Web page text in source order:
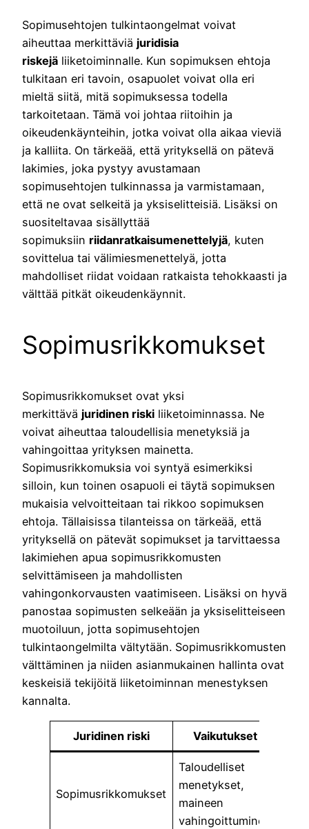
Sopimusehtojen tulkintaongelmat voivat
aiheuttaa merkittäviä juridisia
riskejä liiketoiminnalle. Kun sopimuksen ehtoja
tulkitaan eri tavoin, osapuolet voivat olla eri
mieltä siitä, mitä sopimuksessa todella
tarkoitetaan. Tämä voi johtaa riitoihin ja
oikeudenkäynteihin, jotka voivat olla aikaa vieviä
ja kalliita. On tärkeää, että yrityksellä on pätevä
lakimies, joka pystyy avustamaan
sopimusehtojen tulkinnassa ja varmistamaan,
että ne ovat selkeitä ja yksiselitteisiä. Lisäksi on
suositeltavaa sisällyttää
sopimuksiin riidanratkaisumenettelyjä, kuten
sovittelua tai välimiesmenettelyä, jotta
mahdolliset riidat voidaan ratkaista tehokkaasti ja
välttää pitkät oikeudenkäynnit.
Sopimusrikkomukset
Sopimusrikkomukset ovat yksi
merkittävä juridinen riski liiketoiminnassa. Ne
voivat aiheuttaa taloudellisia menetyksiä ja
vahingoittaa yrityksen mainetta.
Sopimusrikkomuksia voi syntyä esimerkiksi
silloin, kun toinen osapuoli ei täytä sopimuksen
mukaisia velvoitteitaan tai rikkoo sopimuksen
ehtoja. Tällaisissa tilanteissa on tärkeää, että
yrityksellä on pätevät sopimukset ja tarvittaessa
lakimiehen apua sopimusrikkomusten
selvittämiseen ja mahdollisten
vahingonkorvausten vaatimiseen. Lisäksi on hyvä
panostaa sopimusten selkeään ja yksiselitteiseen
muotoiluun, jotta sopimusehtojen
tulkintaongelmilta vältytään. Sopimusrikkomusten
välttäminen ja niiden asianmukainen hallinta ovat
keskeisiä tekijöitä liiketoiminnan menestyksen
kannalta.
Juridinen riski Vaikutukset
Sopimusrikkomukset
Taloudelliset
menetykset,
maineen
vahingoittuminen